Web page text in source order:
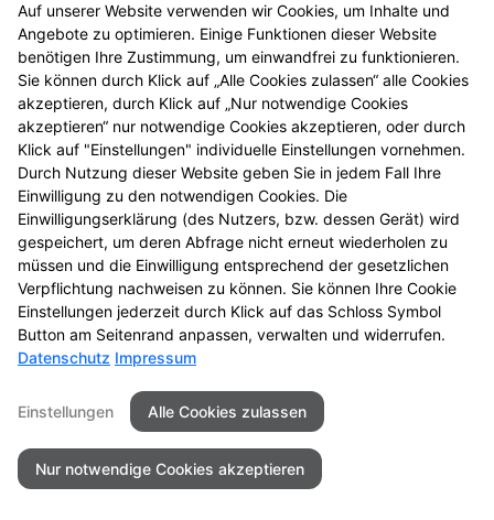
Bundesverband Kinderhospiz e. V. Schauen Sie gerne
einmal vorbei.
Zu LINDA. Hilft.
Kontakt Impressum
Datenschutz
Barrierefreiheit
© 2026 Bahnhof-Apotheke
Auf unserer Website verwenden wir Cookies, um Inhalte und
Angebote zu optimieren. Einige Funktionen dieser Website
benötigen Ihre Zustimmung, um einwandfrei zu funktionieren.
Sie können durch Klick auf „Alle Cookies zulassen“ alle Cookies
akzeptieren, durch Klick auf „Nur notwendige Cookies
akzeptieren“ nur notwendige Cookies akzeptieren, oder durch
Klick auf "Einstellungen" individuelle Einstellungen vornehmen.
Durch Nutzung dieser Website geben Sie in jedem Fall Ihre
Einwilligung zu den notwendigen Cookies. Die
Einwilligungserklärung (des Nutzers, bzw. dessen Gerät) wird
gespeichert, um deren Abfrage nicht erneut wiederholen zu
müssen und die Einwilligung entsprechend der gesetzlichen
Verpflichtung nachweisen zu können. Sie können Ihre Cookie
Einstellungen jederzeit durch Klick auf das Schloss Symbol
Button am Seitenrand anpassen, verwalten und widerrufen.
Datenschutz Impressum
Einstellungen Alle Cookies zulassen
Nur notwendige Cookies akzeptieren